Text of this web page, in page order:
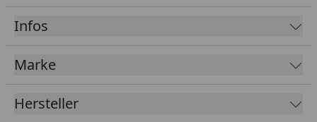
Wünsche abgestimmte Optik zu erhalten.
Gute Qualität wird bei der Konstruktion groß
cm starke Leimholzbalken, eine isolierverglaste Tür
etc. sind Kennzeichen der hochwertigen
Verarbeitung. Genießen Sie entspannte
Infos
Marke
Hersteller